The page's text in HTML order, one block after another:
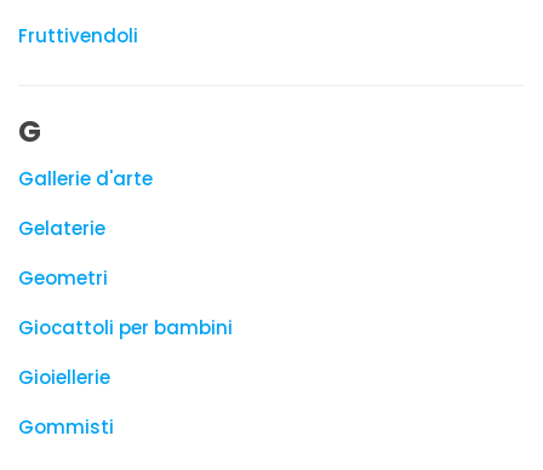
Fruttivendoli
G
Gallerie d'arte
Gelaterie
Geometri
Giocattoli per bambini
Gioiellerie
Gommisti